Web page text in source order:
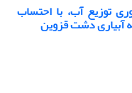
توزیع آب، با احتساب
آبیاری دشت قزوین